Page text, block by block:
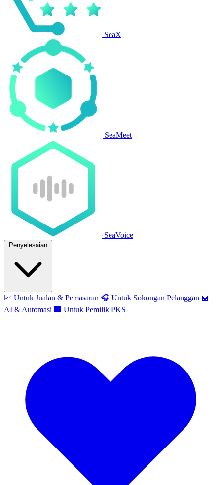
SeaX
SeaMeet
SeaVoice
Penyelesaian
📈 Untuk Jualan & Pemasaran 🎧 Untuk Sokongan Pelanggan 🤖
AI & Automasi 🏢 Untuk Pemilik PKS